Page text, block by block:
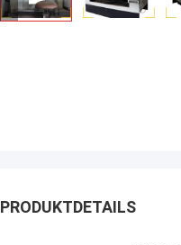
PRODUKTDETAILS